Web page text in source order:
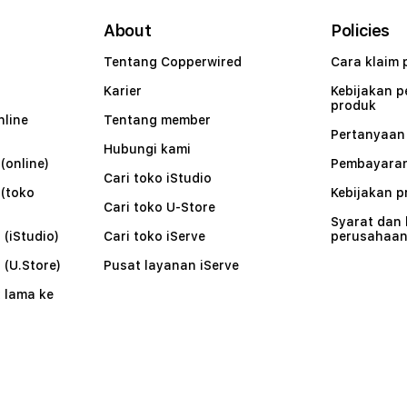
lama ke
About
Tentang Copperwired
Karier
Tentang member
Hubungi kami
Cari toko iStudio
Cari toko U-Store
Cari toko iServe
Pusat layanan iServe
Policies
Cara klaim
Kebijakan
produk
Pertanyaan
Kebijakan
Syarat dan
perusahaan